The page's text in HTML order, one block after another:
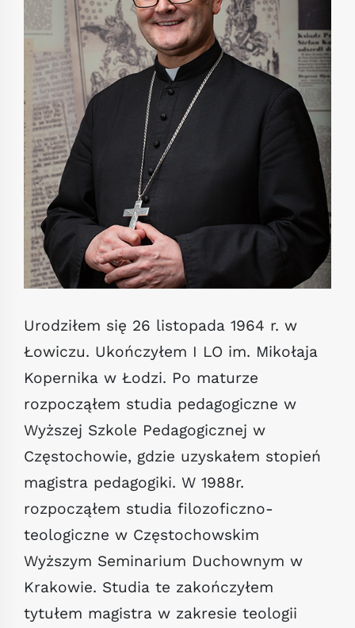
Urodziłem się 26 listopada 1964 r. w
Łowiczu. Ukończyłem I LO im. Mikołaja
Kopernika w Łodzi. Po maturze
rozpocząłem studia pedagogiczne w
Wyższej Szkole Pedagogicznej w
Częstochowie, gdzie uzyskałem stopień
magistra pedagogiki. W 1988r.
rozpocząłem studia filozoficzno-
teologiczne w Częstochowskim
Wyższym Seminarium Duchownym w
Krakowie. Studia te zakończyłem
tytułem magistra w zakresie teologii